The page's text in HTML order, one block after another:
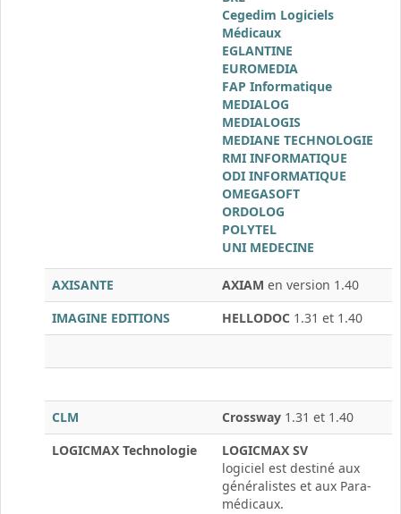
Cegedim Logiciels
Médicaux
EGLANTINE
EUROMEDIA
FAP Informatique
MEDIALOG
MEDIALOGIS
MEDIANE TECHNOLOGIE
RMI INFORMATIQUE
ODI INFORMATIQUE
OMEGASOFT
ORDOLOG
POLYTEL
UNI MEDECINE
AXISANTE AXIAM en version 1.40
IMAGINE EDITIONS
HELLODOC 1.31 et 1.40
CLM Crossway 1.31 et 1.40
LOGICMAX Technologie
LOGICMAX SV
logiciel est destiné aux
généralistes et aux Para-
médicaux.